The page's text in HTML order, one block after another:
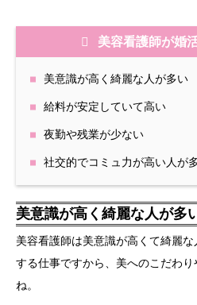
美容看護師が婚
美意識が高く綺麗な人が多い
給料が安定していて高い
夜勤や残業が少ない
社交的でコミュ力が高い人が
美意識が高く綺麗な人が多
美容看護師は美意識が高くて綺麗
する仕事ですから、美へのこだわ
ね。